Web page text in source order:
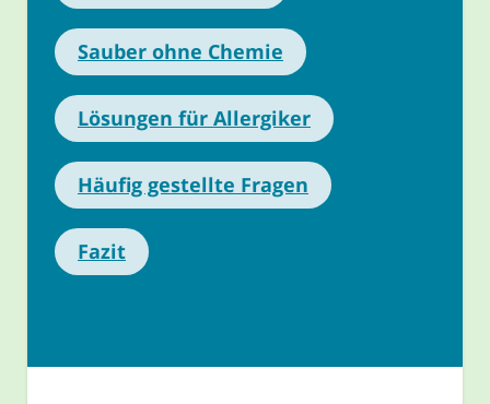
Sauber ohne Chemie
Lösungen für Allergiker
Häufig gestellte Fragen
Fazit